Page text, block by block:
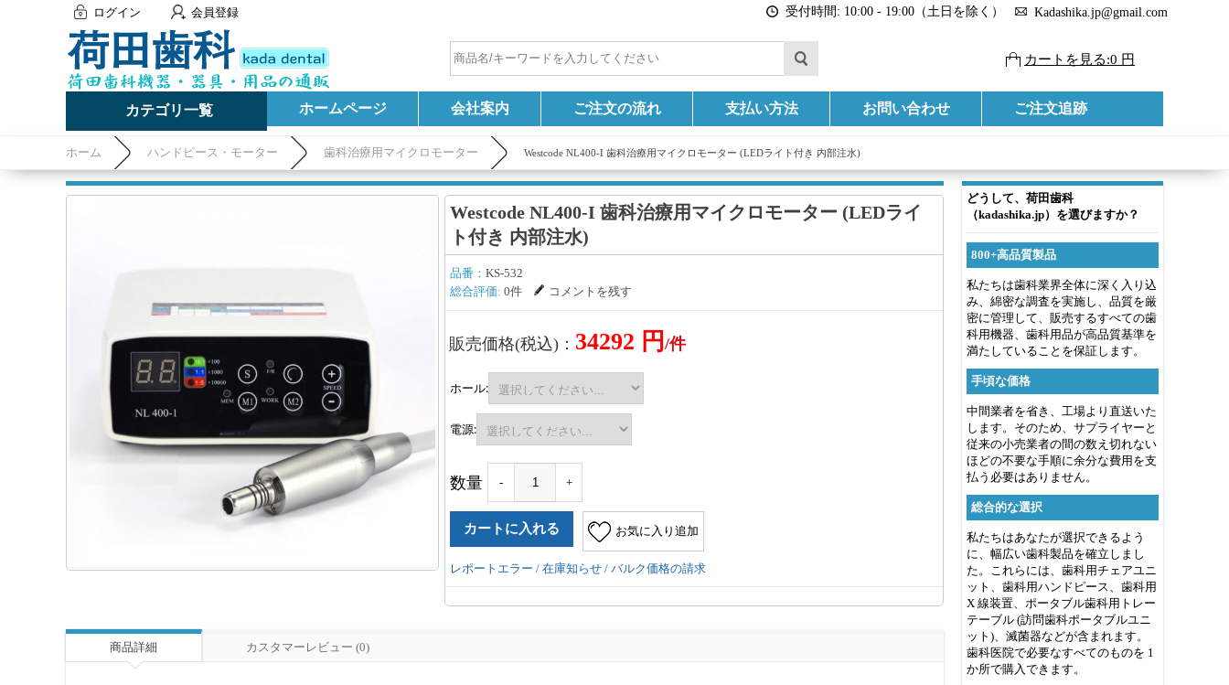
ログイン 会員登録 受付時間: 10:00 - 19:00（土日を除く） Kadashika.jp@gmail.com
カートを見る:0 円
カテゴリ一覧 ホームページ 会社案内 ご注文の流れ 支払い方法 お問い合わせ ご注文追跡
ホーム ハンドピース・モーター 歯科治療用マイクロモーター Westcode NL400-I 歯科治療用マイクロモーター (LEDライト付き 内部注水)
どうして、荷田歯科
（kadashika.jp）を選びますか？
800+高品質製品
私たちは歯科業界全体に深く入り込
み、綿密な調査を実施し、品質を厳
密に管理して、販売するすべての歯
科用機器、歯科用品が高品質基準を
満たしていることを保証します。
手頃な価格
中間業者を省き、工場より直送いた
します。そのため、サプライヤーと
従来の小売業者の間の数え切れない
ほどの不要な手順に余分な費用を支
払う必要はありません。
総合的な選択
私たちはあなたが選択できるよう
に、幅広い歯科製品を確立しまし
た。これらには、歯科用チェアユニ
ット、歯科用ハンドピース、歯科用
X 線装置、ポータブル歯科用トレー
テーブル (訪問歯科ポータブルユニ
ット)、滅菌器などが含まれます。
歯科医院で必要なすべてのものを 1
か所で購入できます。
Westcode NL400-I 歯科治療用マイクロモーター (LEDライ
ト付き 内部注水)
品番： KS-532
総合評価: 0件 コメントを残す
販売価格(税込)： 34292 円 /件
ホール:
電源:
数量 - +
お気に入り追加
レポートエラー / 在庫知らせ / バルク価格の請求
商品詳細 カスタマーレビュー (0)